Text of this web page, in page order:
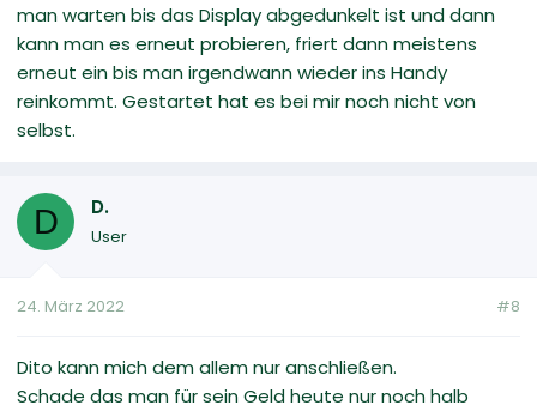
man warten bis das Display abgedunkelt ist und dann
kann man es erneut probieren, friert dann meistens
erneut ein bis man irgendwann wieder ins Handy
reinkommt. Gestartet hat es bei mir noch nicht von
selbst.
D D.
User
24. März 2022 #8
Dito kann mich dem allem nur anschließen.
Schade das man für sein Geld heute nur noch halb